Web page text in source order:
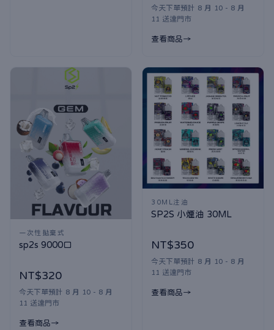
今天下單預計 8 月 10 - 8 月
11 送達門市
查看商品
一次性拋棄式
sp2s 9000口
NT$320
今天下單預計 8 月 10 - 8 月
11 送達門市
查看商品
30ML注油
SP2S 小煙油 30ML
NT$350
今天下單預計 8 月 10 - 8 月
11 送達門市
查看商品